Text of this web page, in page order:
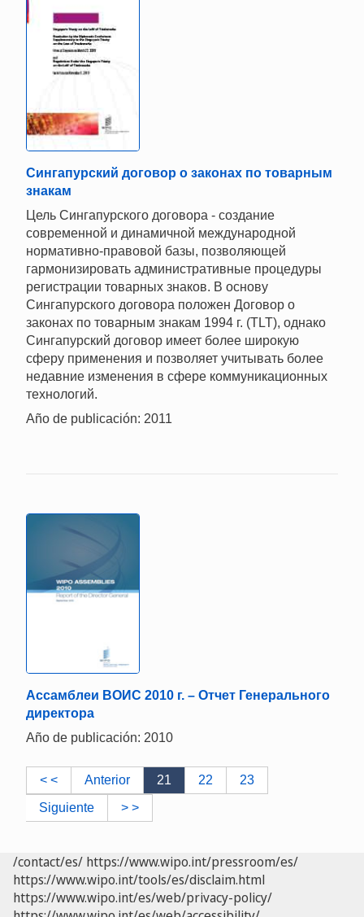
Сингапурский договор о законах по товарным
знакам
Цель Сингапурского договора - создание
современной и динамичной международной
нормативно-правовой базы, позволяющей
гармонизировать административные процедуры
регистрации товарных знаков. В основу
Сингапурского договора положен Договор о
законах по товарным знакам 1994 г. (TLT), однако
Сингапурский договор имеет более широкую
сферу применения и позволяет учитывать более
недавние изменения в сфере коммуникационных
технологий.
Año de publicación: 2011
Ассамблеи ВОИС 2010 г. – Отчет Генерального
директора
Año de publicación: 2010
< < Anterior 21 22
23
Siguiente
> >
/contact/es/ https://www.wipo.int/pressroom/es/
https://www.wipo.int/tools/es/disclaim.html
https://www.wipo.int/es/web/privacy-policy/